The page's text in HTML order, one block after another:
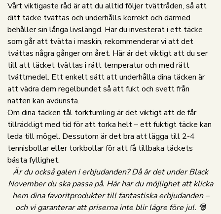
Vårt viktigaste råd är att du alltid följer tvättråden, så att
ditt täcke tvättas och underhålls korrekt och därmed
behåller sin långa livslängd. Har du investerat i ett täcke
som går att tvätta i maskin, rekommenderar vi att det
tvättas några gånger om året. Här är det viktigt att du ser
till att täcket tvättas i rätt temperatur och med rätt
tvättmedel. Ett enkelt sätt att underhålla dina täcken är
att vädra dem regelbundet så att fukt och svett från
natten kan avdunsta.
Om dina täcken tål torktumling är det viktigt att de får
tillräckligt med tid för att torka helt – ett fuktigt täcke kan
leda till mögel. Dessutom är det bra att lägga till 2-4
tennisbollar eller torkbollar för att få tillbaka täckets
bästa fyllighet.
Är du också galen i erbjudanden? Då är det under Black
November du ska passa på. Här har du möjlighet att klicka
hem dina favoritprodukter till fantastiska erbjudanden –
och vi garanterar att priserna inte blir lägre före jul. 🎅